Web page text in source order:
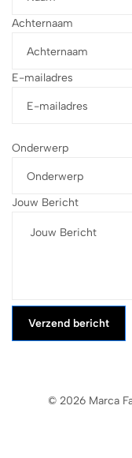
Achternaam
E-mailadres
Onderwerp
Jouw Bericht
Verzend bericht
© 2026 Marca